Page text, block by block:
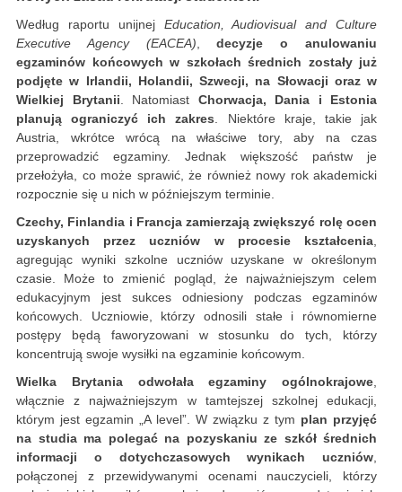
Według raportu unijnej Education, Audiovisual and Culture
Executive Agency (EACEA),decyzje o anulowaniu
egzaminów końcowych w szkołach średnich zostały już
podjęte w Irlandii, Holandii, Szwecji, na Słowacji oraz w
Wielkiej Brytanii. Natomiast Chorwacja, Dania i Estonia
planują ograniczyć ich zakres. Niektóre kraje, takie jak
Austria, wkrótce wrócą na właściwe tory, aby na czas
przeprowadzić egzaminy. Jednak większość państw je
przełożyła, co może sprawić, że również nowy rok akademicki
rozpocznie się u nich w późniejszym terminie.
Czechy, Finlandia i Francja zamierzają zwiększyć rolę ocen
uzyskanych przez uczniów w procesie kształcenia,
agregując wyniki szkolne uczniów uzyskane w określonym
czasie. Może to zmienić pogląd, że najważniejszym celem
edukacyjnym jest sukces odniesiony podczas egzaminów
końcowych. Uczniowie, którzy odnosili stałe i równomierne
postępy będą faworyzowani w stosunku do tych, którzy
koncentrują swoje wysiłki na egzaminie końcowym.
Wielka Brytania odwołała egzaminy ogólnokrajowe,
włącznie z najważniejszym w tamtejszej szkolnej edukacji,
którym jest egzamin „A level”. W związku z tym plan przyjęć
na studia ma polegać na pozyskaniu ze szkół średnich
informacji o dotychczasowych wynikach uczniów,
połączonej z przewidywanymi ocenami nauczycieli, którzy